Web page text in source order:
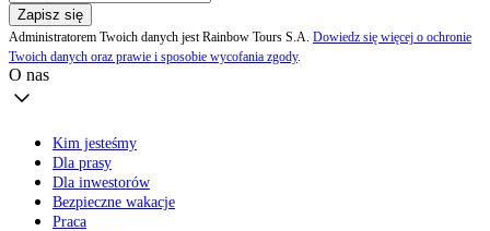
Zapisz się
Administratorem Twoich danych jest Rainbow Tours S.A. Dowiedz się więcej o ochronie
Twoich danych oraz prawie i sposobie wycofania zgody.
O nas
Kim jesteśmy
Dla prasy
Dla inwestorów
Bezpieczne wakacje
Praca